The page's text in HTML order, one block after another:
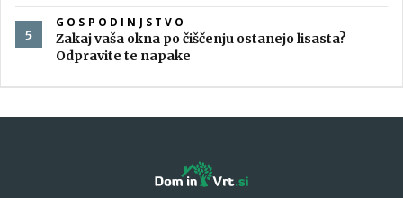
GOSPODINJSTVO
Zakaj vaša okna po čiščenju ostanejo lisasta?
Odpravite te napake